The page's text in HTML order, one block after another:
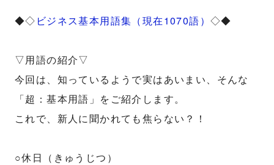
◆◇ ビジネス基本用語集（現在1070語）◇◆
▽用語の紹介▽
今回は、知っているようで実はあいまい、そんな
「超：基本用語」をご紹介します。
これで、新人に聞かれても焦らない？！
○休日（きゅうじつ）